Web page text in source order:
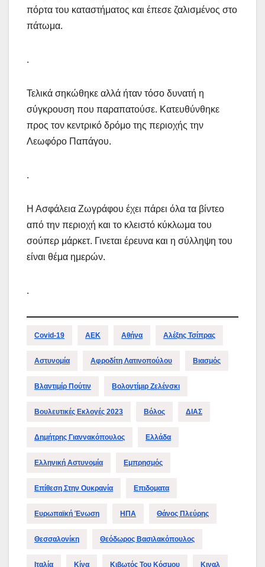
πόρτα του καταστήματος και έπεσε ζαλισμένος στο
πάτωμα.
.
Τελικά σηκώθηκε αλλά ήταν τόσο δυνατή η
σύγκρουση που παραπατούσε. Κατευθύνθηκε
προς τον κεντρικό δρόμο της περιοχής την
Λεωφόρο Παπάγου.
.
Η Ασφάλεια Ζωγράφου έχει πάρει όλα τα βίντεο
από την περιοχή και το κλειστό κύκλωμα του
σούπερ μάρκετ. Γινεται έρευνα και η σύλληψη του
είναι θέμα ημερών.
.
Covid-19 ΑΕΚ Αθήνα Αλέξης Τσίπρας
Αστυνομία Αφροδίτη Λατινοπούλου Βιασμός
Βλαντιμίρ Πούτιν Βολοντίμιρ Ζελένσκι
Βουλευτικές Εκλογές 2023 Βόλος ΔΙΑΣ
Δημήτρης Γιαννακόπουλος Ελλάδα
Ελληνική Αστυνομία Εμπρησμός
Επίθεση Στην Ουκρανία Επιδοματα
Ευρωπαϊκή Ένωση ΗΠΑ Θάνος Πλεύρης
Θεσσαλονίκη Θεόδωρος Βασιλακόπουλος
Ιταλία Κίνα Κιβωτός Του Κόσμου Κιναλ